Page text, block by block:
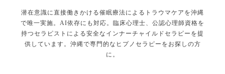
潜在意識に直接働きかける催眠療法によるトラウマケアを沖縄
で唯一実施。AI依存にも対応。臨床心理士、公認心理師資格を
持つセラピストによる安全なインナーチャイルドセラピーを提
供しています。沖縄で専門的なヒプノセラピーをお探しの方
に。